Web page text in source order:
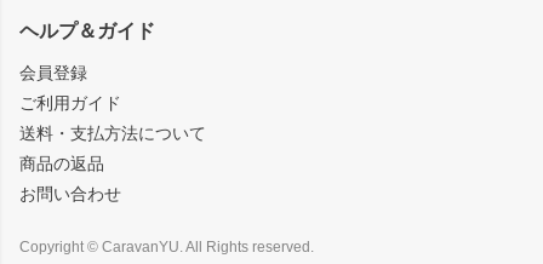
ヘルプ＆ガイド
会員登録
ご利用ガイド
送料・支払方法について
商品の返品
お問い合わせ
Copyright © CaravanYU. All Rights reserved.